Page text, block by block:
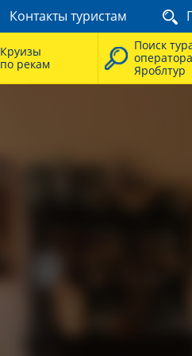
Контакты туристам
Круизы
по рекам
Поиск
оператора
Яроблтур